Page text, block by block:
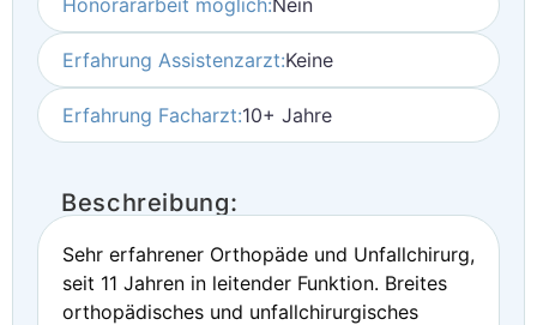
Honorararbeit möglich:Nein
Erfahrung Assistenzarzt:Keine
Erfahrung Facharzt:10+ Jahre
Beschreibung:
Sehr erfahrener Orthopäde und Unfallchirurg,
seit 11 Jahren in leitender Funktion. Breites
orthopädisches und unfallchirurgisches